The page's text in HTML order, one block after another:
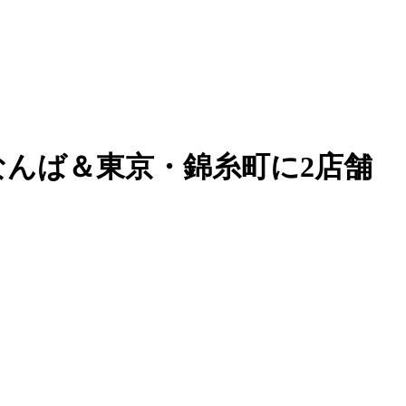
ば＆東京・錦糸町に2店舗